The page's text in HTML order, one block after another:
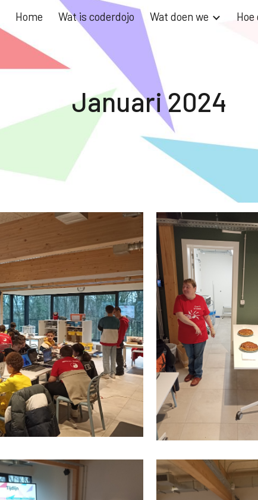
Skip to main content Skip to
Home Wat is coderdojo Wat doen we
Januari 2024